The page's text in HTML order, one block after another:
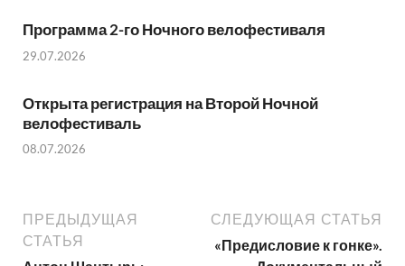
Программа 2-го Ночного велофестиваля
29.07.2026
Открыта регистрация на Второй Ночной
велофестиваль
08.07.2026
ПРЕДЫДУЩАЯ
СТАТЬЯ
СЛЕДУЮЩАЯ СТАТЬЯ
«Предисловие к гонке».